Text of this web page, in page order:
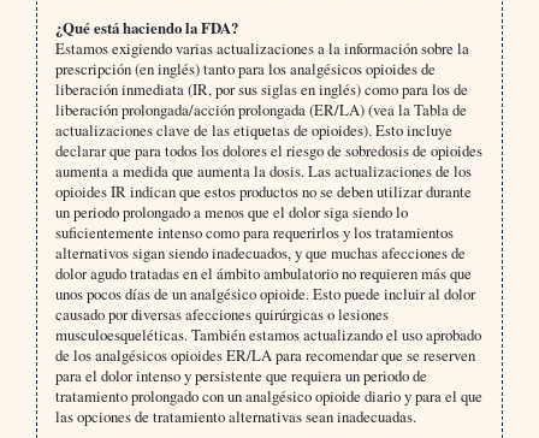
¿Qué está haciendo la FDA?
Estamos exigiendo varias actualizaciones a la información sobre la
prescripción (en inglés) tanto para los analgésicos opioides de
liberación inmediata (IR, por sus siglas en inglés) como para los de
liberación prolongada/acción prolongada (ER/LA) (vea la Tabla de
actualizaciones clave de las etiquetas de opioides). Esto incluye
declarar que para todos los dolores el riesgo de sobredosis de opioides
aumenta a medida que aumenta la dosis. Las actualizaciones de los
opioides IR indican que estos productos no se deben utilizar durante
un periodo prolongado a menos que el dolor siga siendo lo
suficientemente intenso como para requerirlos y los tratamientos
alternativos sigan siendo inadecuados, y que muchas afecciones de
dolor agudo tratadas en el ámbito ambulatorio no requieren más que
unos pocos días de un analgésico opioide. Esto puede incluir al dolor
causado por diversas afecciones quirúrgicas o lesiones
musculoesqueléticas. También estamos actualizando el uso aprobado
de los analgésicos opioides ER/LA para recomendar que se reserven
para el dolor intenso y persistente que requiera un periodo de
tratamiento prolongado con un analgésico opioide diario y para el que
las opciones de tratamiento alternativas sean inadecuadas.